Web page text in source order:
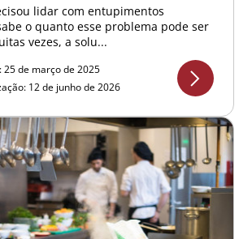
lidar com entupimentos
o quanto esse problema pode ser
vezes, a solu...
25 de março de 2025
12 de junho de 2026